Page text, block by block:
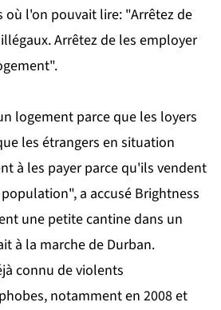
où l'on pouvait lire: "Arrêtez de
Arrêtez de les employer
logement parce que les loyers
les étrangers en situation
à les payer parce qu'ils vendent
a accusé Brightness
une petite cantine dans un
à la marche de Durban.
connu de violents
notamment en 2008 et